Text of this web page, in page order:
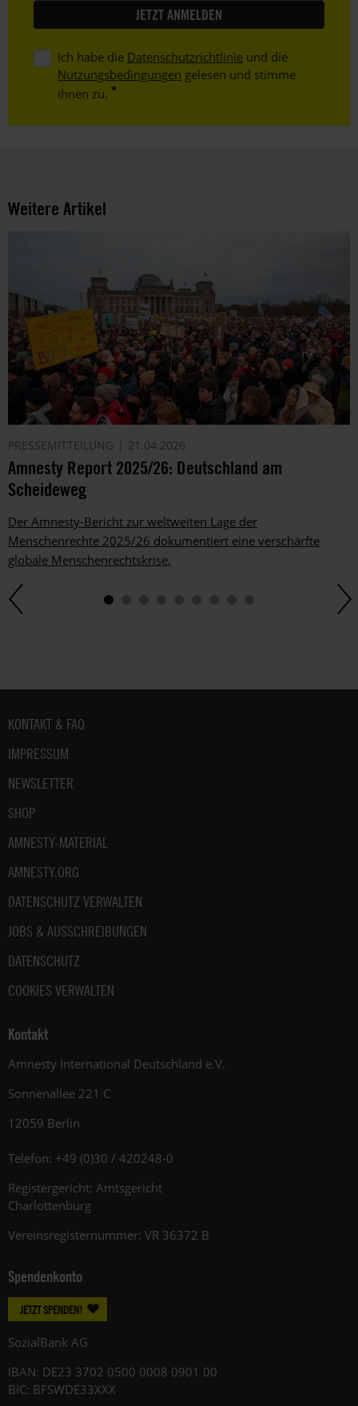
Ich habe die Datenschutzrichtlinie und die
Nutzungsbedingungen gelesen und stimme
ihnen zu.
Weitere Artikel
PRESSEMITTEILUNG 21.04.2026
Amnesty Report 2025/26: Deutschland am
Scheideweg
Der Amnesty-Bericht zur weltweiten Lage der
Menschenrechte 2025/26 dokumentiert eine verschärfte
globale Menschenrechtskrise.
Fußbereich
KONTAKT & FAQ
IMPRESSUM
NEWSLETTER
SHOP
AMNESTY-MATERIAL
AMNESTY.ORG
DATENSCHUTZ VERWALTEN
JOBS & AUSSCHREIBUNGEN
DATENSCHUTZ
COOKIES VERWALTEN
Kontakt
Amnesty International Deutschland e.V.
Sonnenallee 221 C
12059 Berlin
Telefon: +49 (0)30 / 420248-0
Registergericht: Amtsgericht
Charlottenburg
Vereinsregisternummer: VR 36372 B
Spendenkonto
JETZT SPENDEN!
SozialBank AG
IBAN: DE23 3702 0500 0008 0901 00
BIC: BFSWDE33XXX